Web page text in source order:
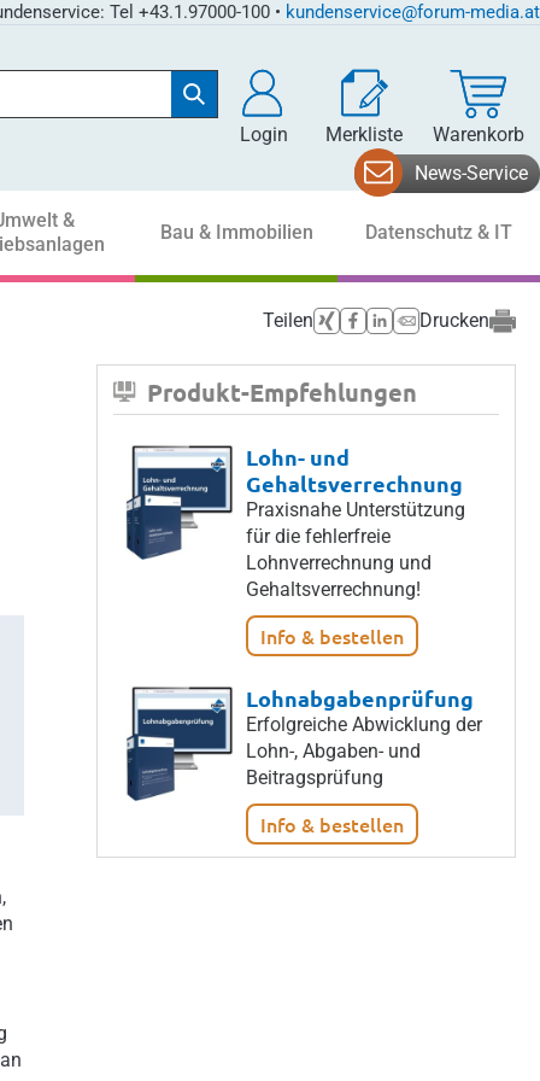
Tel +43.1.97000-100 • kundenservice@forum-media.at
Login Merkliste
Warenkorb
News-Service
&
Bau & Immobilien Datenschutz & IT
Teilen Drucken
Produkt-Empfehlungen
Lohn- und
Gehaltsverrechnung
Praxisnahe Unterstützung
für die fehlerfreie
Lohnverrechnung und
Gehaltsverrechnung!
Info & bestellen
Lohnabgabenprüfung
Erfolgreiche Abwicklung der
Lohn-, Abgaben- und
Beitragsprüfung
Info & bestellen